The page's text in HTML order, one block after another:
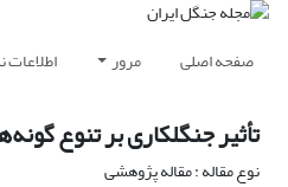
صفحه اصلی مرور اطلاعات
تأثیر جنگلکاری بر تنوع
نوع مقاله : مقاله پژوهشی